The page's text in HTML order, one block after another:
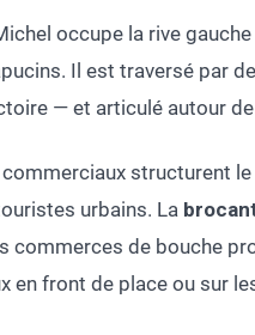
occupe la rive
Il est traversé par
— et articulé autour
commerciaux structurent
urbains. La
commerces de bouche
en front de place ou sur